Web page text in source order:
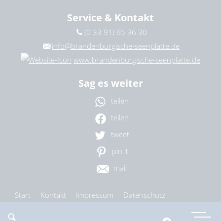
Service & Kontakt
(0 33 91) 65 96 30
info@brandenburgische-seenplatte.de
www.brandenburgische-seenplatte.de
Sag es weiter
teilen
teilen
tweet
pin it
mail
Start Kontakt Impressum
Datenschutz